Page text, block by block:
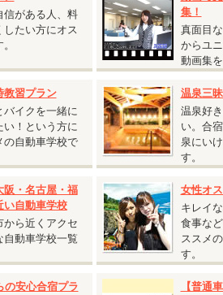
円 ⇒税込225,500円
ユース
⇒
ださい。
円アップ
いる方は税込11,000円引
額は通常プランと同様です。
切利用となる場合がございます。あらかじめ
AT車 5,000円割引キャンペーン』
信がある人、料
したい方にオス
集！
真面目
からユ
動画集
教習プラン
バイクを一緒に
い！という方に
の自動車学校で
温泉三
温泉好
い。合
泉にい
す。
阪・名古屋・福
い自動車学校
から近くアクセ
自動車学校一覧
女性オ
キレイ
食事な
ススメ
す。
の安心合宿プラ
【普通